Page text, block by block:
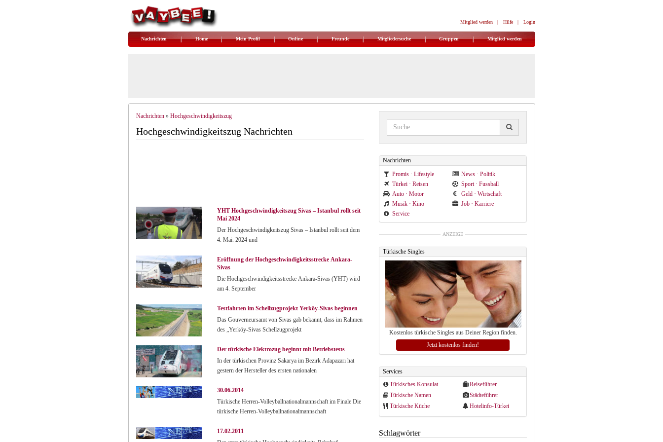
Mitglied werden | Hilfe | Login
Nachrichten Home Mein Profil Online Freunde Mitgliedersuche Gruppen Mitglied werden
Nachrichten» Hochgeschwindigkeitszug
Hochgeschwindigkeitszug Nachrichten
YHT Hochgeschwindigkeitszug Sivas – Istanbul rollt seit
Mai 2024
Der Hochgeschwindigkeitszug Sivas – Istanbul rollt seit dem
4. Mai. 2024 und
Eröffnung der Hochgeschwindigkeitsstrecke Ankara-
Sivas
Die Hochgeschwindigkeitsstrecke Ankara-Sivas (YHT) wird
am 4. September
Testfahrten im Schellzugprojekt Yerköy-Sivas beginnen
Das Gouverneursamt von Sivas gab bekannt, dass im Rahmen
des „Yerköy-Sivas Schellzugprojekt
Der türkische Elektrozug beginnt mit Betriebstests
In der türkischen Provinz Sakarya im Bezirk Adapazarı hat
gestern der Hersteller des ersten nationalen
30.06.2014
Türkische Herren-Volleyballnationalmannschaft im Finale Die
türkische Herren-Volleyballnationalmannschaft
17.02.2011
Nachrichten
Promis · Lifestyle
News · Politik
Türkei · Reisen
Sport · Fussball
Auto · Motor
Geld · Wirtschaft
Musik · Kino
Job · Karriere
Service
ANZEIGE
Türkische Singles
Kostenlos türkische Singles aus Deiner Region finden.
Jetzt kostenlos finden!
Services
Türkisches Konsulat
Reiseführer
Türkische Namen
Städteführer
Türkische Küche
Hotelinfo-Türkei
Schlagwörter